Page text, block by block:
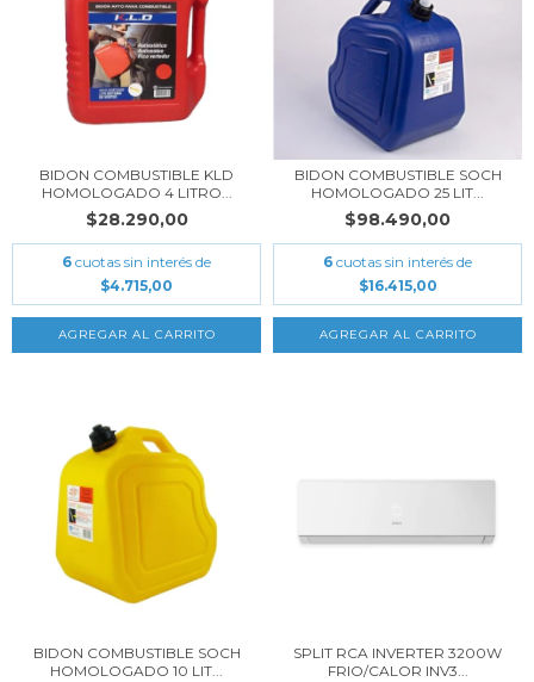
BIDON COMBUSTIBLE KLD
HOMOLOGADO 4 LITRO...
$28.290,00
6 cuotas sin interés de
$4.715,00
BIDON COMBUSTIBLE SOCH
HOMOLOGADO 25 LIT...
$98.490,00
6 cuotas sin interés de
$16.415,00
BIDON COMBUSTIBLE SOCH
HOMOLOGADO 10 LIT...
SPLIT RCA INVERTER 3200W
FRIO/CALOR INV3...